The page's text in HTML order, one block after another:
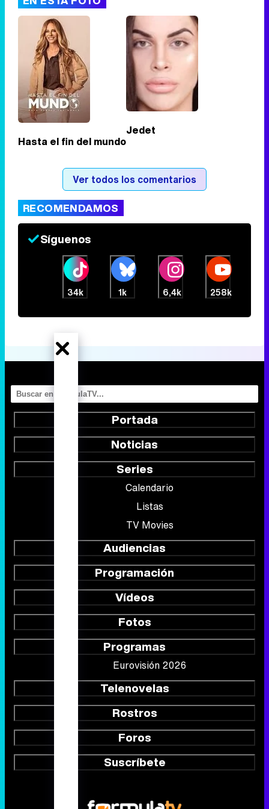
Hasta el fin del mundo
Jedet
Ver todos los comentarios
RECOMENDAMOS
Síguenos
34k 1k 6,4k 258k
Portada
Noticias
Series
Calendario
Listas
TV Movies
Audiencias
Programación
Vídeos
Fotos
Programas
Eurovisión 2026
Telenovelas
Rostros
Foros
Suscríbete